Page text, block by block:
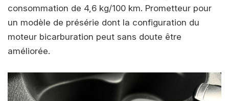
consommation de 4,6 kg/100 km. Prometteur pour
un modèle de présérie dont la configuration du
moteur bicarburation peut sans doute être
améliorée.